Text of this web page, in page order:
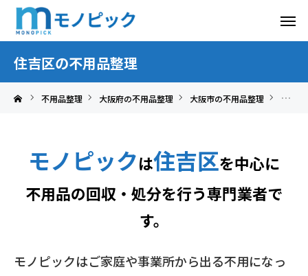
住吉区の不用品整理
不用品整理 大阪府の不用品整理 大阪市の不用品整理 住吉
モノピックは住吉区を中心に
不用品の回収・処分を行う専門業者で
す。
モノピックはご家庭や事業所から出る不用になっ